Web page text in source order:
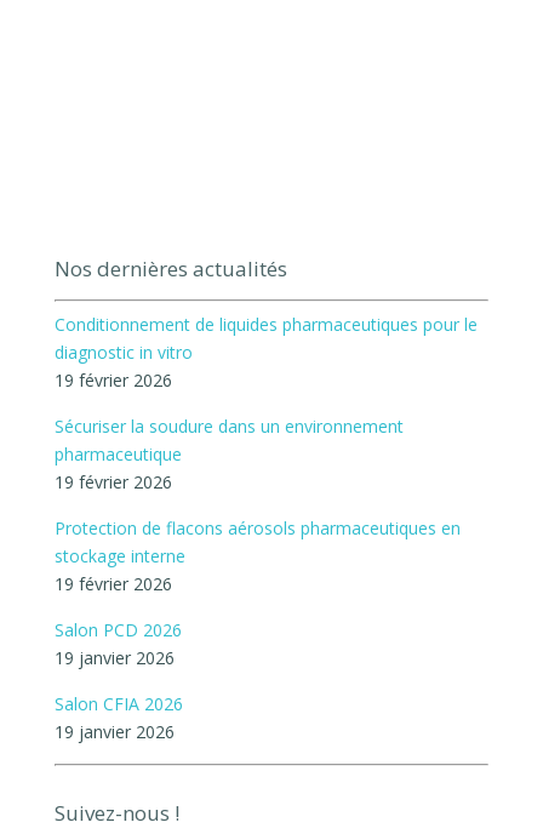
Nos dernières actualités
Conditionnement de liquides pharmaceutiques pour le
diagnostic in vitro
19 février 2026
Sécuriser la soudure dans un environnement
pharmaceutique
19 février 2026
Protection de flacons aérosols pharmaceutiques en
stockage interne
19 février 2026
Salon PCD 2026
19 janvier 2026
Salon CFIA 2026
19 janvier 2026
Suivez-nous !